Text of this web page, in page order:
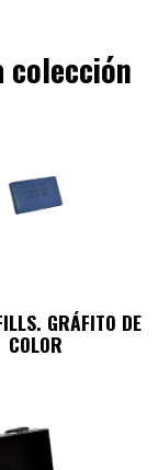
colección
GRÁFITO DE
COLOR